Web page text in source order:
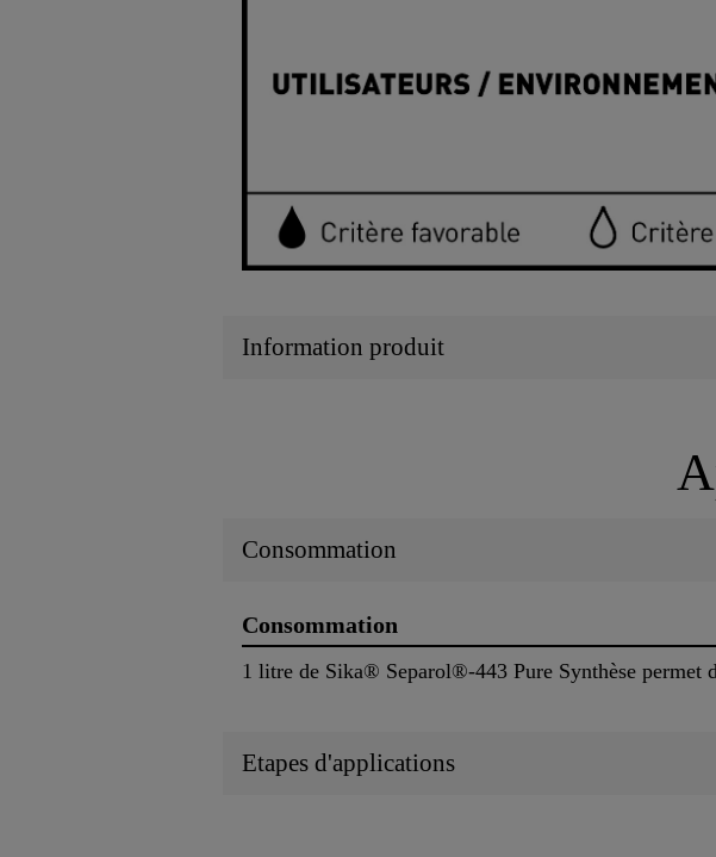
Information produit
Consommation
Consommation
1 litre de Sika® Separol®-443 Pure Synthèse permet
Etapes d'applications